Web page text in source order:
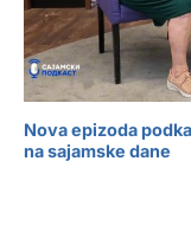
Nova epizoda
na sajamske dane